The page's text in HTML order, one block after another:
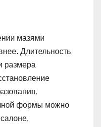
мазями
Длительность
размера
формы можно